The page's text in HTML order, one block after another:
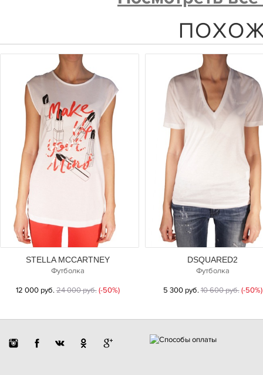
STELLA MCCARTNEY
Футболка
12 000 руб.24 000 руб. (-50%)
DSQUARED2
Футболка
5 300 руб.10 600 руб. (-50%)